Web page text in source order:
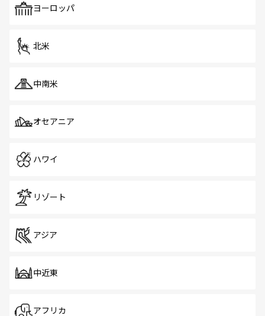
で、ホーカーズは地元の風情を楽しめる外せないスポット
ヨーロッパ
北米
中南米
オセアニア
ハワイ
リゾート
アジア
中近東
アフリカ